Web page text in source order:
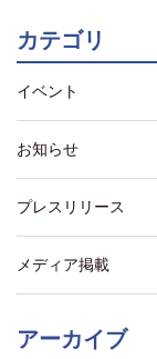
カテゴリ
イベント
お知らせ
プレスリリース
メディア掲載
アーカイブ